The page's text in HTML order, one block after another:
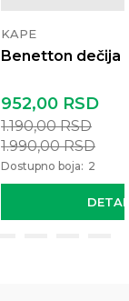
KAPE
Benetton dečija
952,00 RSD
1.190,00RSD
1.990,00RSD
Dostupno boja: 2